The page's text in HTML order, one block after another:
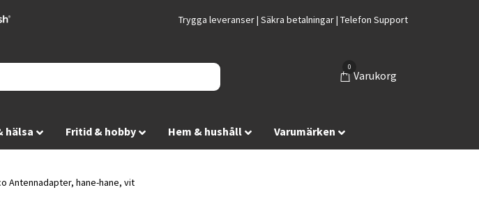
Trygga leveranser | Säkra betalningar | Telefon Support
0
Varukorg
hälsa Fritid & hobby Hem & hushåll Varumärken
Antennadapter, hane-hane, vit